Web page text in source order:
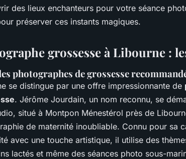
des lieux enchanteurs pour votre séance
préserver ces instants magiques.
grossesse à Libourne :
photographes de grossesse
se distingue par une offre impressionnante de
. Jérôme Jourdain, un nom reconnu, se
situé à Montpon Ménestérol près de
de maternité inoubliable. Connu pour sa
avec une touche artistique, il utilise des
lactés et même des séances photo sous-